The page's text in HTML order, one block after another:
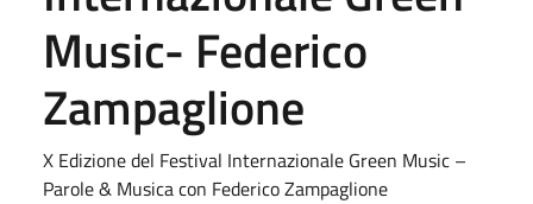
Music- Federico
Zampaglione
X Edizione del Festival Internazionale Green Music –
Parole & Musica con Federico Zampaglione